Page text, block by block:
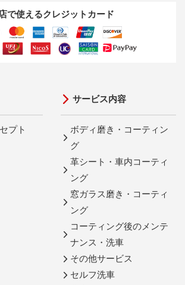
で使えるクレジットカード
プト
サービス内容
ボディ磨き・コーティン
グ
革シート・車内コーティ
ング
窓ガラス磨き・コーティ
ング
コーティング後のメンテ
ナンス・洗車
その他サービス
セルフ洗車